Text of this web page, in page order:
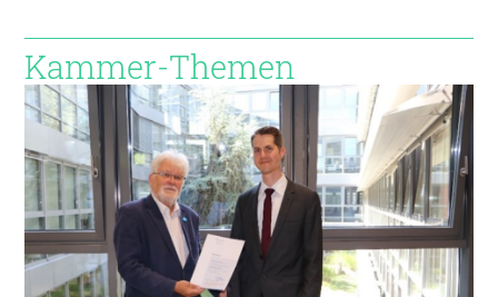
Kammer-Themen